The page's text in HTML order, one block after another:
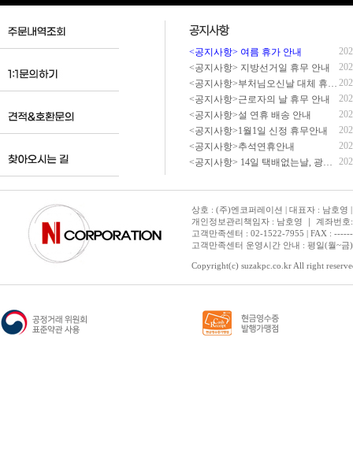
<공지사항> 여름 휴가 안내
<공지사항> 지방선거일 휴무 안내
<공지사항>부처님오신날 대체 휴무 안내
<공지사항>근로자의 날 휴무 안내
<공지사항>설 연휴 배송 안내
<공지사항>1월1일 신정 휴무안내
<공지사항>추석연휴안내
<공지사항> 14일 택배없는날, 광복절 휴무 배송 안내
상호 : (주)엔코퍼레이션 | 대표자 : 남호영
개인정보관리책임자 : 남호영 ｜ 계좌번
고객만족센터 : 02-1522-7955 | FAX :
고객만족센터 운영시간 안내 : 평일(월~
Copyright(c) suzakpc.co.kr All right